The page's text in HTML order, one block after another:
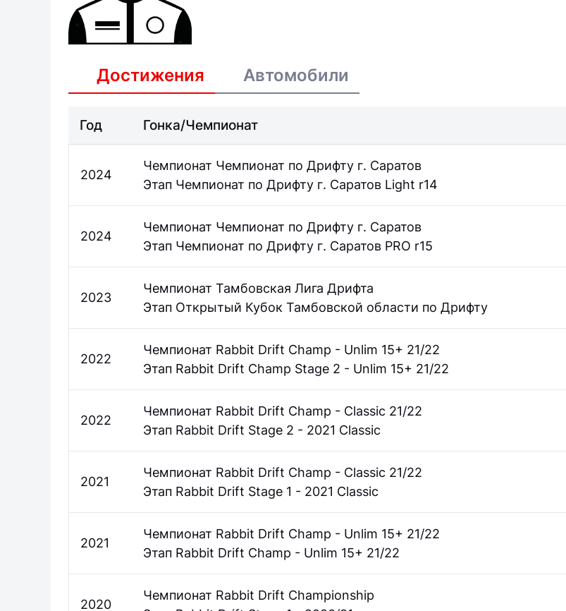
Достижения Автомобили
Год Гонка/Чемпионат
2024
Чемпионат Чемпионат по Дрифту г. Саратов
Этап Чемпионат по Дрифту г. Саратов Light r14
2024
Чемпионат Чемпионат по Дрифту г. Саратов
Этап Чемпионат по Дрифту г. Саратов PRO r15
2023
Чемпионат Тамбовская Лига Дрифта
Этап Открытый Кубок Тамбовской области по Дрифту
2022
Чемпионат Rabbit Drift Champ - Unlim 15+ 21/22
Этап Rabbit Drift Champ Stage 2 - Unlim 15+ 21/22
2022
Чемпионат Rabbit Drift Champ - Classic 21/22
Этап Rabbit Drift Stage 2 - 2021 Classic
2021
Чемпионат Rabbit Drift Champ - Classic 21/22
Этап Rabbit Drift Stage 1 - 2021 Classic
2021
Чемпионат Rabbit Drift Champ - Unlim 15+ 21/22
Этап Rabbit Drift Champ - Unlim 15+ 21/22
2020
Чемпионат Rabbit Drift Championship